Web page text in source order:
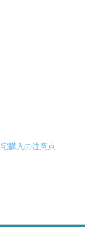
購入の注意点